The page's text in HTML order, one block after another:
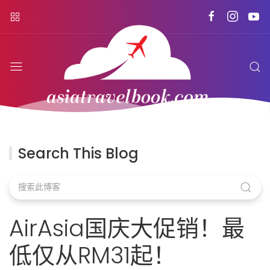
Search This Blog
AirAsia国庆大促销！最
低仅从RM31起！